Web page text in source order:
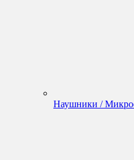
Наушники /